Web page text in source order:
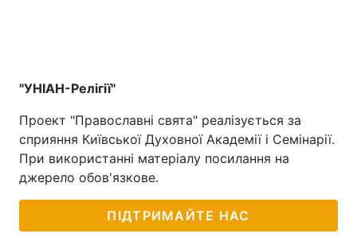
"УНІАН-Релігії"
Проект "Православні свята" реалізується за
сприяння Київської Духовної Академії і Семінарії.
При використанні матеріалу посилання на
джерело обов'язкове.
ПІДТРИМАЙТЕ НАС